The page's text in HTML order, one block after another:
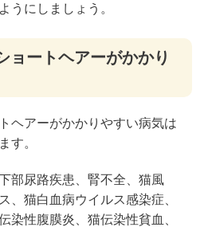
うにしましょう。
ョートヘアーがかかり
ヘアーがかかりやすい病気は
す。
部尿路疾患、腎不全、猫風
、猫白血病ウイルス感染症、
染性腹膜炎、猫伝染性貧血、